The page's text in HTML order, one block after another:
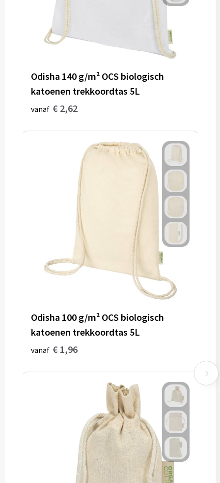
Gereedschap
Persoonlijke verzorging
EHBO
Verpakkingen
Pashouders
Odisha 140 g/m² OCS biologisch
katoenen trekkoordtas 5L
vanaf € 2,62
Odisha 100 g/m² OCS biologisch
katoenen trekkoordtas 5L
vanaf € 1,96